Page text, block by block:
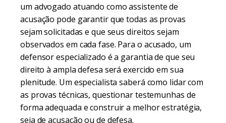
um advogado atuando como assistente de
acusação pode garantir que todas as provas
sejam solicitadas e que seus direitos sejam
observados em cada fase. Para o acusado, um
defensor especializado é a garantia de que seu
direito à ampla defesa será exercido em sua
plenitude. Um especialista saberá como lidar com
as provas técnicas, questionar testemunhas de
forma adequada e construir a melhor estratégia,
seja de acusação ou de defesa.